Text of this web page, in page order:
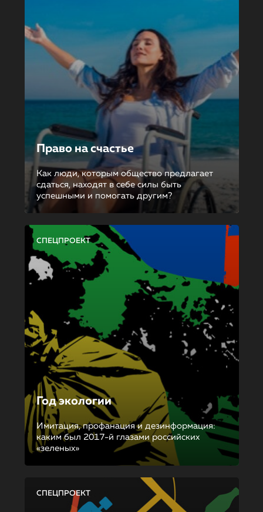
Право на счастье
Как люди, которым общество предлагает
сдаться, находят в себе силы быть
успешными и помогать другим?
СПЕЦПРОЕКТ
Год экологии
Имитация, профанация и дезинформация:
каким был 2017-й глазами российских
«зеленых»
СПЕЦПРОЕКТ